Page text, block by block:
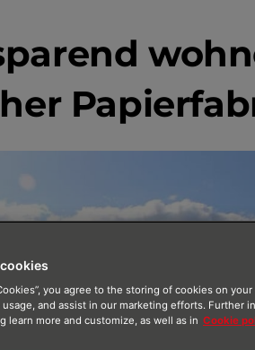
you agree to the storing of cookies on
and assist in our marketing efforts. Further
learn more and customize, as well as in Cookie